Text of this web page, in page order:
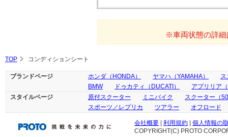
※車両状態の詳細
TOP コンディションシート
ブランドページ ホンダ（HONDA） ヤマハ（YAMAHA）
ス
BMW
ドゥカティ（DUCATI）
アプリリア
スタイルページ
原付スクーター ミニバイク
スクーター（
スポーツ／レプリカ
ツアラー オフロード
会社概要 利用規約
個人情報の
COPYRIGHT(C) PROTO